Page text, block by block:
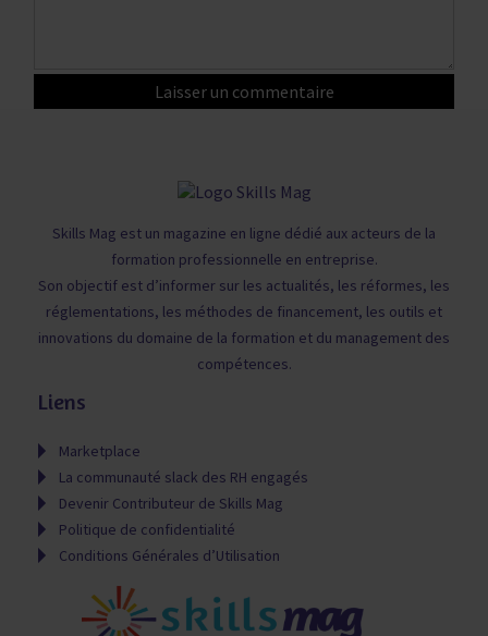
Skills Mag est un magazine en ligne dédié aux acteurs de la
formation professionnelle en entreprise.
Son objectif est d’informer sur les actualités, les réformes, les
réglementations, les méthodes de financement, les outils et
innovations du domaine de la formation et du management des
compétences.
Liens
Marketplace
La communauté slack des RH engagés
Devenir Contributeur de Skills Mag
Politique de confidentialité
Conditions Générales d’Utilisation